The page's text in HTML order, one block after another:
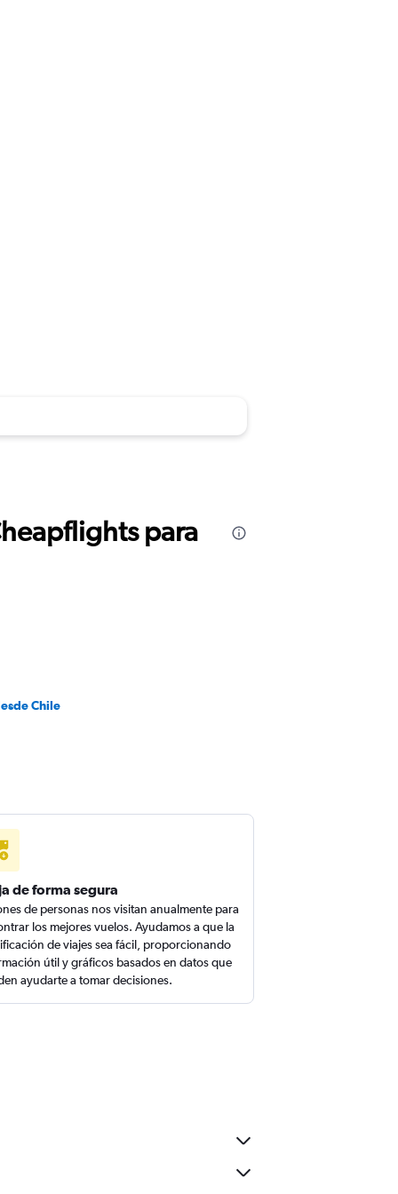
para
Chile
de forma segura
de personas nos visitan anualmente para
los mejores vuelos. Ayudamos a que la
de viajes sea fácil, proporcionando
útil y gráficos basados en datos que
ayudarte a tomar decisiones.